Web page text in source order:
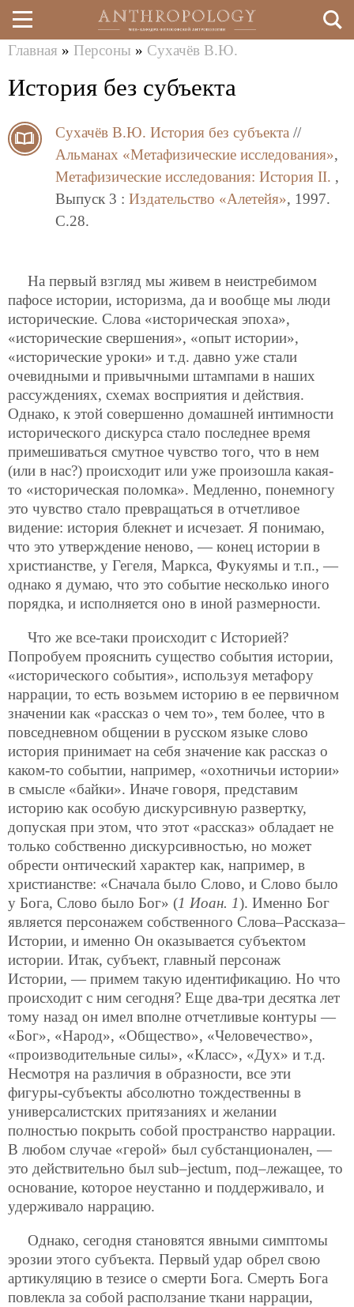
Перейти
к
здесь
Главная » Персоны » Сухачёв В.Ю.
История без субъекта
Сухачёв В.Ю. История без субъекта //
Альманах «Метафизические исследования»,
Метафизические исследования: История II. ,
Выпуск 3 : Издательство «Алетейя», 1997.
C.28.
На первый взгляд мы живем в неистребимом
пафосе истории, историзма, да и вообще мы люди
исторические. Слова «историческая эпоха»,
«исторические свершения», «опыт истории»,
«исторические уроки» и т.д. давно уже стали
очевидными и привычными штампами в наших
рассуждениях, схемах восприятия и действия.
Однако, к этой совершенно домашней интимности
исторического дискурса стало последнее время
примешиваться смутное чувство того, что в нем
(или в нас?) происходит или уже произошла какая-
то «историческая поломка». Медленно, понемногу
это чувство стало превращаться в отчетливое
видение: история блекнет и исчезает. Я понимаю,
что это утверждение неново, — конец истории в
христианстве, у Гегеля, Маркса, Фукуямы и т.п., —
однако я думаю, что это событие несколько иного
порядка, и исполняется оно в иной размерности.
Что же все-таки происходит с Историей?
Попробуем прояснить существо события истории,
«исторического события», используя метафору
наррации, то есть возьмем историю в ее первичном
значении как «рассказ о чем то», тем более, что в
повседневном общении в русском языке слово
история принимает на себя значение как рассказ о
каком-то событии, например, «охотничьи истории»
в смысле «байки». Иначе говоря, представим
историю как особую дискурсивную развертку,
допуская при этом, что этот «рассказ» обладает не
только собственно дискурсивностью, но может
обрести онтический характер как, например, в
христианстве: «Сначала было Слово, и Слово было
у Бога, Слово было Бог» (1 Иоан. 1). Именно Бог
является персонажем собственного Слова–Рассказа–
Истории, и именно Он оказывается субъектом
истории. Итак, субъект, главный персонаж
Истории, — примем такую идентификацию. Но что
происходит с ним сегодня? Еще два-три десятка лет
тому назад он имел вполне отчетливые контуры —
«Бог», «Народ», «Общество», «Человечество»,
«производительные силы», «Класс», «Дух» и т.д.
Несмотря на различия в образности, все эти
фигуры-субъекты абсолютно тождественны в
универсалистских притязаниях и желании
полностью покрыть собой пространство наррации.
В любом случае «герой» был субстанционален, —
это действительно был sub–jectum, под–лежащее, то
основание, которое неустанно и поддерживало, и
удерживало наррацию.
Однако, сегодня становятся явными симптомы
эрозии этого субъекта. Первый удар обрел свою
артикуляцию в тезисе о смерти Бога. Смерть Бога
повлекла за собой расползание ткани наррации,